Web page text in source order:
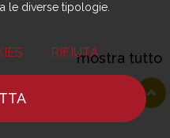
mostra tutto
le diverse tipologie.
RIFIUTA